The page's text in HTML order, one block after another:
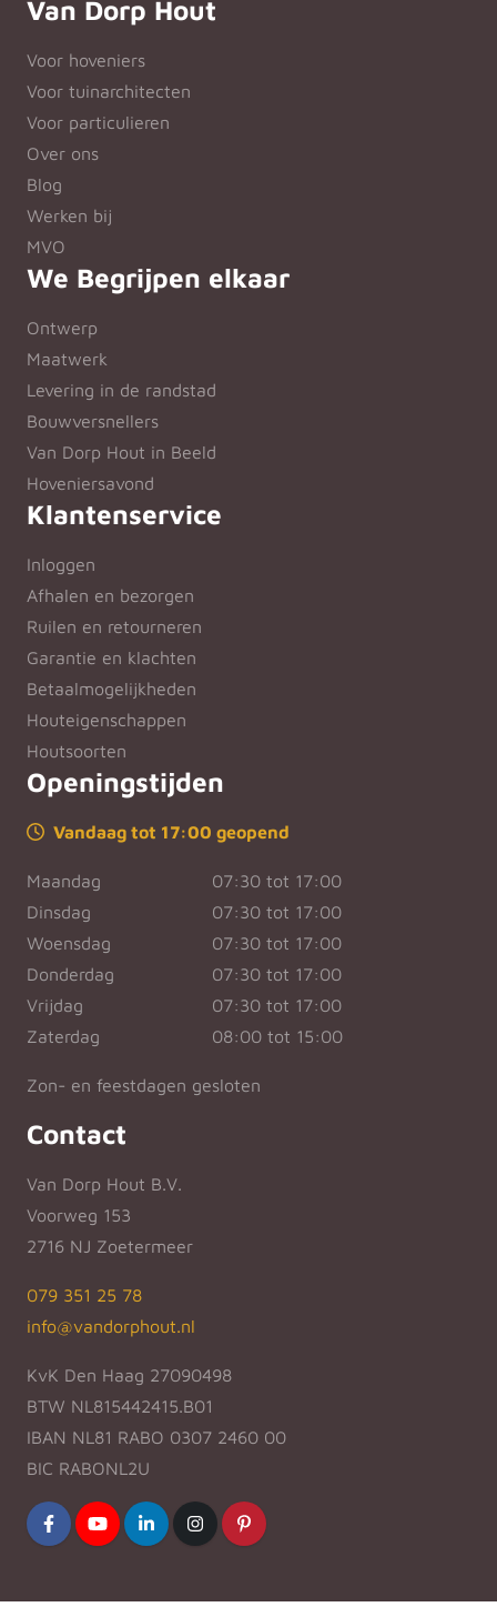
Van Dorp Hout
Voor hoveniers
Voor tuinarchitecten
Voor particulieren
Over ons
Blog
Werken bij
MVO
We Begrijpen elkaar
Ontwerp
Maatwerk
Levering in de randstad
Bouwversnellers
Van Dorp Hout in Beeld
Hoveniersavond
Klantenservice
Inloggen
Afhalen en bezorgen
Ruilen en retourneren
Garantie en klachten
Betaalmogelijkheden
Houteigenschappen
Houtsoorten
Openingstijden
Vandaag tot 17:00 geopend
Maandag
07:30 tot 17:00
Dinsdag
07:30 tot 17:00
Woensdag
07:30 tot 17:00
Donderdag
07:30 tot 17:00
Vrijdag
07:30 tot 17:00
Zaterdag
08:00 tot 15:00
Zon- en feestdagen gesloten
Contact
Van Dorp Hout B.V.
Voorweg 153
2716 NJ Zoetermeer
079 351 25 78
info@vandorphout.nl
KvK Den Haag 27090498
BTW NL815442415.B01
IBAN NL81 RABO 0307 2460 00
BIC RABONL2U